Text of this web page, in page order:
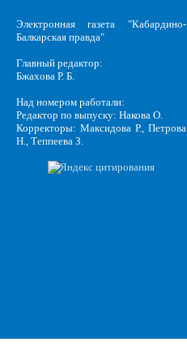
Электронная газета "Кабардино-
Балкарская правда"
Главный редактор:
Бжахова Р. Б.
Над номером работали:
Редактор по выпуску: Накова О.
Корректоры: Максидова Р., Петрова
Н., Теппеева З.